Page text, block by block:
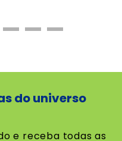
do universo
e receba todas as